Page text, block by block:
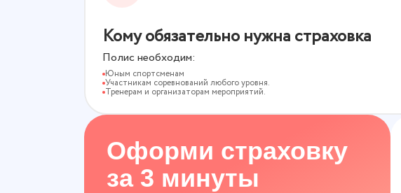
Кому обязательно нужна страховка
Полис необходим:
Юным спортсменам
Участникам соревнований любого уровня.
Тренерам и организаторам мероприятий.
Оформи страховку
за 3 минуты